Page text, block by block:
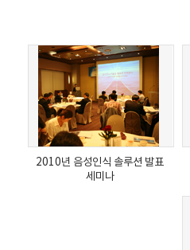
2010년 음성인식 솔루션 발표
세미나